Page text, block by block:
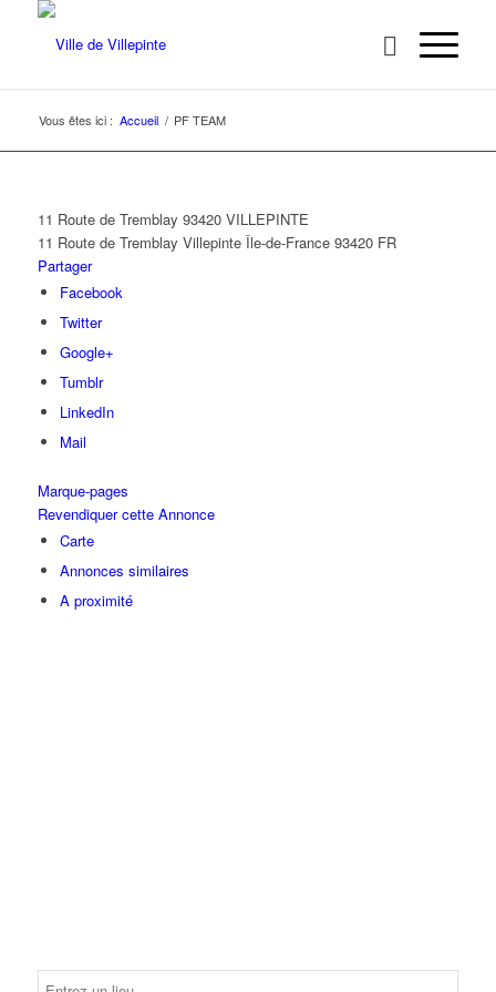
Vous êtes ici : Accueil / PF TEAM
11 Route de Tremblay 93420 VILLEPINTE
11 Route de Tremblay Villepinte Île-de-France 93420 FR
Partager
Facebook
Twitter
Google+
Tumblr
LinkedIn
Mail
Marque-pages
Revendiquer cette Annonce
Carte
Annonces similaires
A proximité